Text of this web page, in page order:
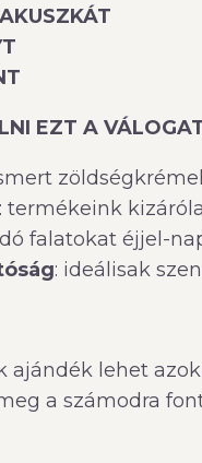
EZT A
: termékeink
falatokat éjjel-
: ideálisak
ajándék lehet
a számodra